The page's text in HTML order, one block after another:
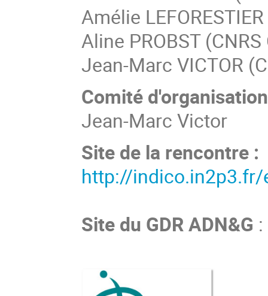
Amélie
Aline PROBST
Jean-Marc VICTOR
Comité
Jean-Marc Victor
Site de la rencontre :
http://
Site du GDR ADN&G :